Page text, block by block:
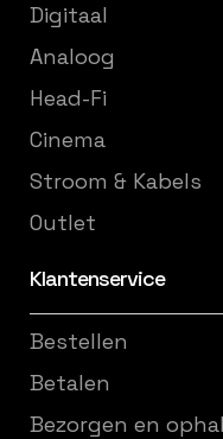
Digitaal
Analoog
Head-Fi
Cinema
Stroom & Kabels
Outlet
Klantenservice
Bestellen
Betalen
Bezorgen en